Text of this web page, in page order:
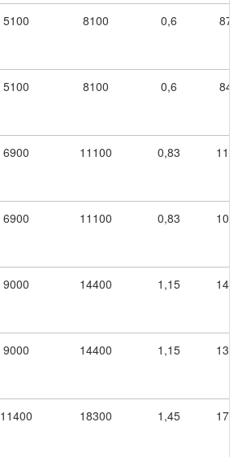
5100 8100 0,6 870
5100 8100 0,6 840
6900 11100 0,83 1120
6900 11100 0,83 1070
9000 14400 1,15 1440
9000 14400 1,15 1380
11400 18300 1,45 1780